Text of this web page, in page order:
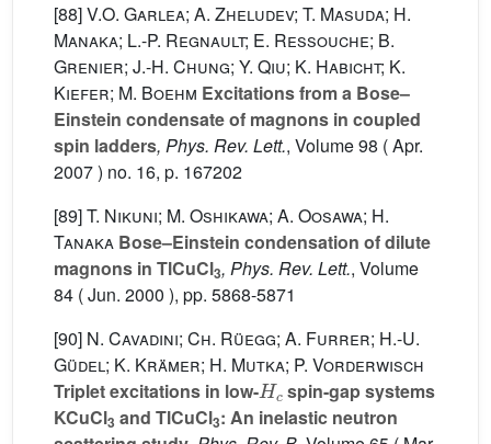
[88]V.O. Garlea; A. Zheludev; T. Masuda; H.
Manaka; L.-P. Regnault; E. Ressouche; B.
Grenier; J.-H. Chung; Y. Qiu; K. Habicht; K.
Kiefer; M. Boehm Excitations from a Bose–
Einstein condensate of magnons in coupled
spin ladders, Phys. Rev. Lett., Volume 98 ( Apr.
2007 ) no. 16, p. 167202
[89]T. Nikuni; M. Oshikawa; A. Oosawa; H.
Tanaka Bose–Einstein condensation of dilute
magnons in TlCuCl3, Phys. Rev. Lett., Volume
84 ( Jun. 2000 ), pp. 5868-5871
[90] N. Cavadini; Ch. Rüegg; A. Furrer; H.-U.
Güdel; K. Krämer; H. Mutka; P. Vorderwisch
Triplet excitations in low-
Hc
spin-gap systems
KCuCl3 and TlCuCl3: An inelastic neutron